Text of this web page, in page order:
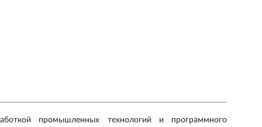
промышленных технологий и программного